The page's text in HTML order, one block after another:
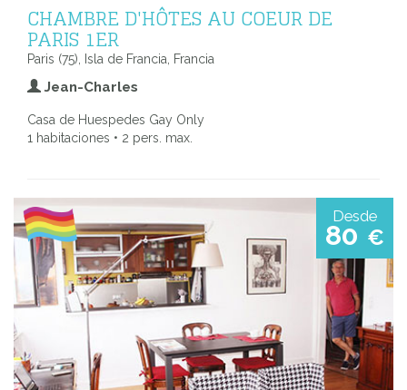
CHAMBRE D'HÔTES AU COEUR DE
PARIS 1ER
Paris (75), Isla de Francia, Francia
Jean-Charles
Casa de Huespedes Gay Only
1 habitaciones • 2 pers. max.
Desde
80 €